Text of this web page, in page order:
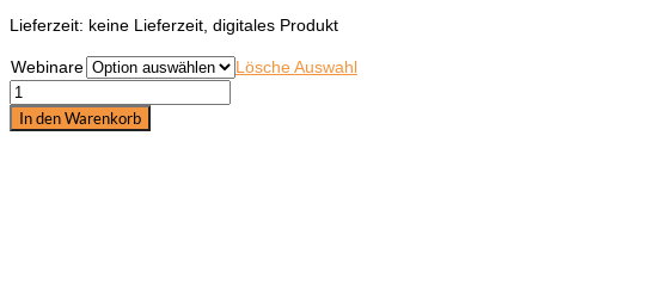
Lieferzeit: keine Lieferzeit, digitales Produkt
Webinare
Lösche Auswahl
FzP-
Campus-
In den Warenkorb